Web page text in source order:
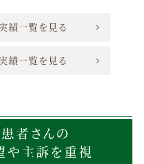
績一覧を見る
績一覧を見る
患者さんの
や主訴を重視